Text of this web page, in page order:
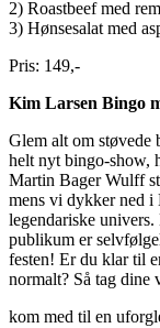
2) Roastbeef med
3) Hønsesalat med
Pris: 149,-
Kim Larsen Bingo
Glem alt om støvede
helt nyt bingo-show,
Martin Bager Wulff
mens vi dykker ned i
legendariske
publikum er
festen! Er du klar til
normalt? Så tag dine
kom med til en